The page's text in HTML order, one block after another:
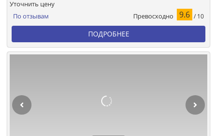
По отзывам Превосходно 9.6 / 10
Уточнить цену
ПОДРОБНЕЕ